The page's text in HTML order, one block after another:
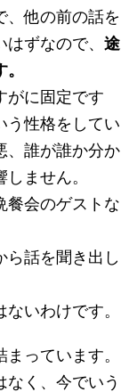
、他の前の話を
ずなので、 途
がに固定です
う性格をしてい
、誰が誰か分か
ません。
餐会のゲストな
ら話を聞き出し
いわけです。
っています。
なく、今でいう